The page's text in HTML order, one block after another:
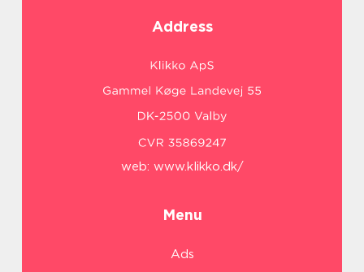
Address
web: www.klikko.dk/
Menu
Ads